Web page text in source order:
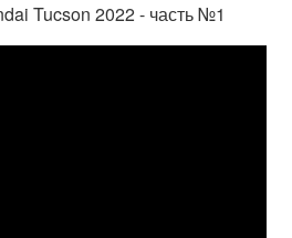
Tucson 2022 - часть №1